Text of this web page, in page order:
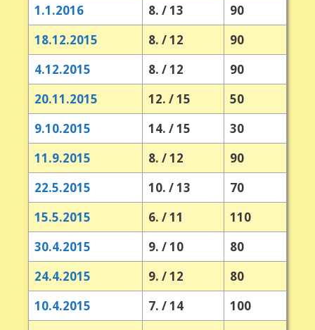
1.1.2016
8. / 13
90
18.12.2015
8. / 12
90
4.12.2015
8. / 12
90
20.11.2015
12. / 15
50
9.10.2015
14. / 15
30
11.9.2015
8. / 12
90
22.5.2015
10. / 13
70
15.5.2015
6. / 11
110
30.4.2015
9. / 10
80
24.4.2015
9. / 12
80
10.4.2015
7. / 14
100